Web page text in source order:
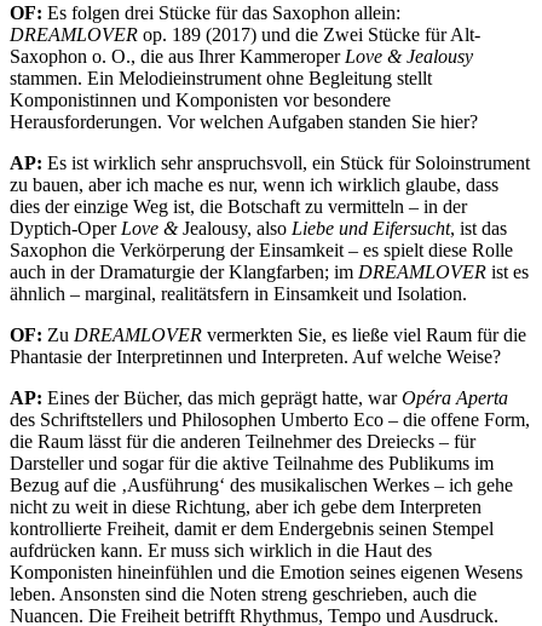
OF: Es folgen drei Stücke für das Saxophon allein:
DREAMLOVER op. 189 (2017) und die Zwei Stücke für Alt-
Saxophon o. O., die aus Ihrer Kammeroper Love & Jealousy
stammen. Ein Melodieinstrument ohne Begleitung stellt
Komponistinnen und Komponisten vor besondere
Herausforderungen. Vor welchen Aufgaben standen Sie hier?
AP: Es ist wirklich sehr anspruchsvoll, ein Stück für Soloinstrument
zu bauen, aber ich mache es nur, wenn ich wirklich glaube, dass
dies der einzige Weg ist, die Botschaft zu vermitteln – in der
Dyptich-Oper Love &Jealousy, also Liebe und Eifersucht, ist das
Saxophon die Verkörperung der Einsamkeit – es spielt diese Rolle
auch in der Dramaturgie der Klangfarben; im DREAMLOVER ist es
ähnlich – marginal, realitätsfern in Einsamkeit und Isolation.
OF: Zu DREAMLOVER vermerkten Sie, es ließe viel Raum für die
Phantasie der Interpretinnen und Interpreten. Auf welche Weise?
AP: Eines der Bücher, das mich geprägt hatte, warOpéra Aperta
des Schriftstellers und Philosophen Umberto Eco – die offene Form,
die Raum lässt für die anderen Teilnehmer des Dreiecks – für
Darsteller und sogar für die aktive Teilnahme des Publikums im
Bezug auf die ‚Ausführung‘ des musikalischen Werkes – ich gehe
nicht zu weit in diese Richtung, aber ich gebe dem Interpreten
kontrollierte Freiheit, damit er dem Endergebnis seinen Stempel
aufdrücken kann. Er muss sich wirklich in die Haut des
Komponisten hineinfühlen und die Emotion seines eigenen Wesens
leben. Ansonsten sind die Noten streng geschrieben, auch die
Nuancen. Die Freiheit betrifft Rhythmus, Tempo und Ausdruck.